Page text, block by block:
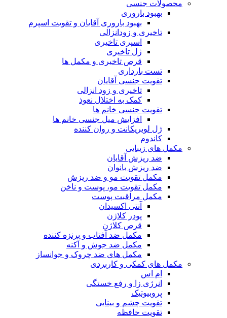
محصولات جنسی
بهبود باروری
بهبود باروری آقایان و تقویت اسپرم
تاخیری و زودانزالی
اسپری تاخیری
ژل تاخیری
قرص تاخیری و مکمل ها
تست بارداری
تقویت جنسی آقایان
تاخیری و زود انزالی
کمک به اختلال نعوذ
تقویت جنسی خانم ها
افزایش میل جنسی خانم ها
ژل لوبریکانت و روان کننده
کاندوم
مکمل های زیبایی
ضد ریزش آقایان
ضد ریزش بانوان
مکمل تقویت مو و ضد ریزش
مکمل تقویت مو، پوست و ناخن
مکمل مراقبت پوست
آنتی اکسیدان
پودر کلاژن
قرص کلاژن
مکمل ضد آفتاب و برنزه کننده
مکمل ضد جوش و آکنه
مکمل های ضد چروک و جوانساز
مکمل های کمکی و کاربردی
ام اس
انرژی زا و رفع خستگی
پروبیوتیک
تقویت چشم و بینایی
تقویت حافظه